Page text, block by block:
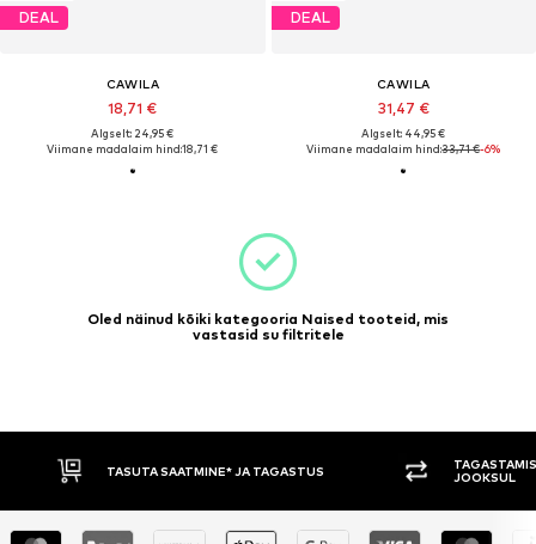
DEAL
CAWILA
18,71 €
Algselt: 24,95 €
Viimane madalaim hind:18,71 €
DEAL
CAWILA
31,47 €
Algselt: 44,95 €
Viimane madalaim hind:33,71 €-6%
Oled näinud kõiki kategooria Naised tooteid, mis
vastasid su filtritele
TASUTA SAATMINE* JA TAGASTUS
JOOKSUL